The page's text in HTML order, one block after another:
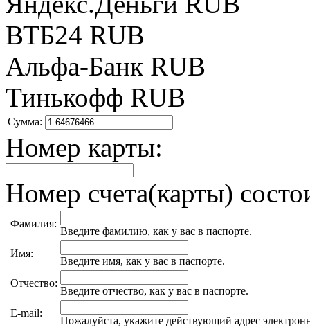
ВТБ24 RUB
Альфа-Банк RUB
Тинькофф RUB
Сумма:
Номер карты:
Номер счета(карты)
Фамилия:
Введите фамилию, как у вас в паспорте.
Имя:
Введите имя, как у вас в паспорте.
Отчество:
Введите отчество, как у вас в паспорте.
E-mail:
Пожалуйста, укажите действующий адрес